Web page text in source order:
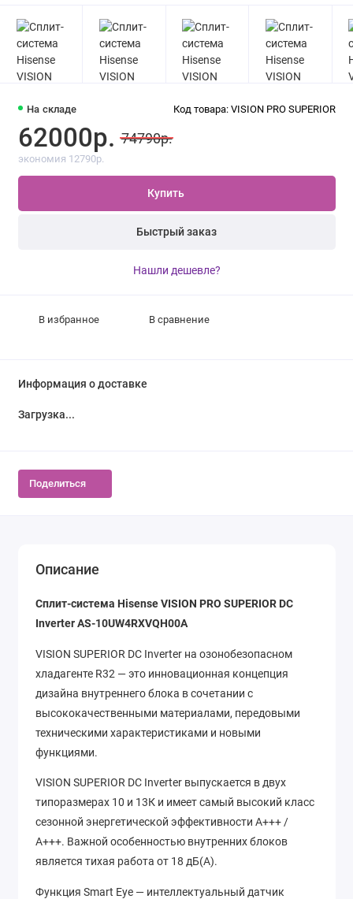
На складе Код товара: VISION PRO SUPERIOR
62000р. 74790р.
экономия 12790р.
Купить
Быстрый заказ
Нашли дешевле?
В избранное В сравнение
Информация о доставке
Загрузка...
Поделиться
Описание
Сплит-система Hisense VISION PRO SUPERIOR DC
Inverter AS-10UW4RXVQH00A
VISION SUPERIOR DC Inverter на озонобезопасном
хладагенте R32 — это инновационная концепция
дизайна внутреннего блока в сочетании с
высококачественными материалами, передовыми
техническими характеристиками и новыми
функциями.
VISION SUPERIOR DC Inverter выпускается в двух
типоразмерах 10 и 13К и имеет самый высокий класс
сезонной энергетической эффективности A+++ /
A+++. Важной особенностью внутренних блоков
является тихая работа от 18 дБ(А).
Функция Smart Eye — интеллектуальный датчик